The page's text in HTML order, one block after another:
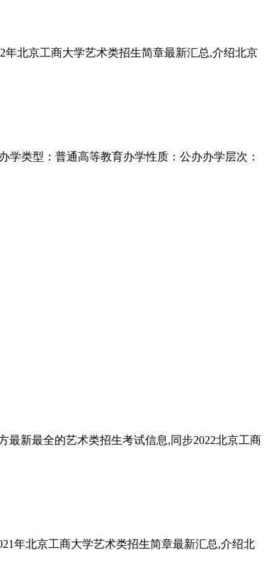
北京工商大学艺术类招生简章最新汇总,介绍北京
学类型：普通高等教育办学性质：公办办学层次：
最新最全的艺术类招生考试信息,同步2022北京工商
年北京工商大学艺术类招生简章最新汇总,介绍北